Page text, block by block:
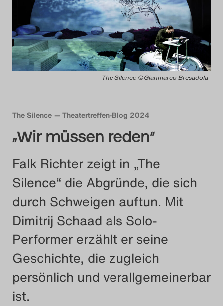
Das Theatertreffen-Blog
2014
Das Theatertreffen-Blog
2015
Das Theatertreffen-Blog
2016
Das Theatertreffen-Blog
2017
Das Theatertreffen-Blog
2018
Das Theatertreffen-Blog
2018 Alumni
Das Theatertreffen-Blog
The Silence ©Gianmarco Bresadola
The Silence Theatertreffen-Blog 2024
„Wir müssen reden“
Falk Richter zeigt in „The
Silence“ die Abgründe, die sich
durch Schweigen auftun. Mit
Dimitrij Schaad als Solo-
Performer erzählt er seine
Geschichte, die zugleich
persönlich und verallgemeinerbar
ist.